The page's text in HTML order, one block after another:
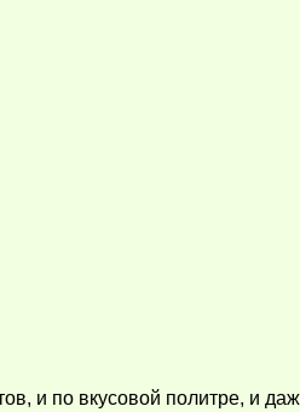
и по вкусовой политре, и